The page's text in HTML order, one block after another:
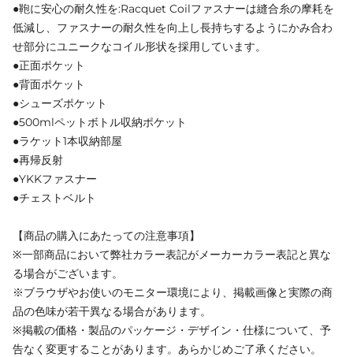
●鞄に安心の耐久性を:Racquet Coilファスナーは縫合糸の摩耗を
低減し、ファスナーの耐久性を向上し長持ちするようにかみ合わ
せ部分にユニークなコイル形状を採用しています。
●正面ポケット
●背面ポケット
●シューズポケット
●500mlペットボトル収納ポケット
●ラケット1本収納部屋
●再帰反射
●YKKファスナー
●チェストベルト
【商品の購入にあたっての注意事項】
※一部商品において弊社カラー表記がメーカーカラー表記と異な
る場合がございます。
※ブラウザやお使いのモニター環境により、掲載画像と実際の商
品の色味が若干異なる場合があります。
※掲載の価格・製品のパッケージ・デザイン・仕様について、予
告なく変更することがあります。あらかじめご了承ください。